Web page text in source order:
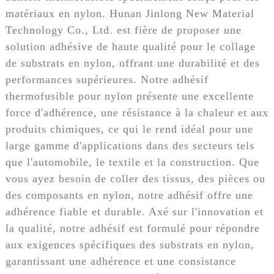
matériaux en nylon. Hunan Jinlong New Material
Technology Co., Ltd. est fière de proposer une
solution adhésive de haute qualité pour le collage
de substrats en nylon, offrant une durabilité et des
performances supérieures. Notre adhésif
thermofusible pour nylon présente une excellente
force d'adhérence, une résistance à la chaleur et aux
produits chimiques, ce qui le rend idéal pour une
large gamme d'applications dans des secteurs tels
que l'automobile, le textile et la construction. Que
vous ayez besoin de coller des tissus, des pièces ou
des composants en nylon, notre adhésif offre une
adhérence fiable et durable. Axé sur l'innovation et
la qualité, notre adhésif est formulé pour répondre
aux exigences spécifiques des substrats en nylon,
garantissant une adhérence et une consistance